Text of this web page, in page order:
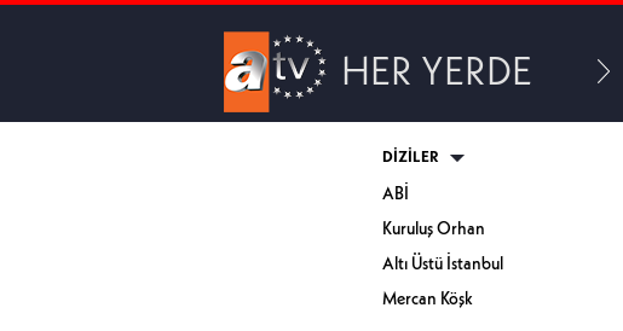
HER YERDE
DİZİLER
ABİ
Kuruluş Orhan
Altı Üstü İstanbul
Mercan Köşk